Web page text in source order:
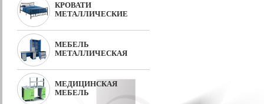
КРОВАТИ
МЕТАЛЛИЧЕСКИЕ
МЕБЕЛЬ
МЕТАЛЛИЧЕСКАЯ
МЕДИЦИНСКАЯ
МЕБЕЛЬ